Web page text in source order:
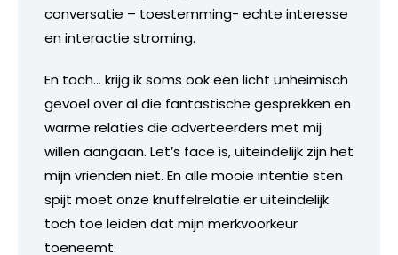
conversatie – toestemming- echte interesse
en interactie stroming.
En toch… krijg ik soms ook een licht unheimisch
gevoel over al die fantastische gesprekken en
warme relaties die adverteerders met mij
willen aangaan. Let’s face is, uiteindelijk zijn het
mijn vrienden niet. En alle mooie intentie sten
spijt moet onze knuffelrelatie er uiteindelijk
toch toe leiden dat mijn merkvoorkeur
toeneemt.